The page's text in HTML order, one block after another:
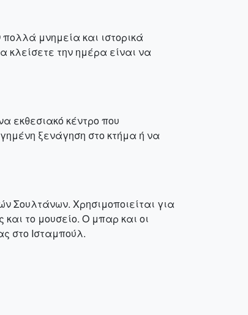
μνημεία και ιστορικά
κλείσετε την ημέρα είναι να
εκθεσιακό κέντρο που
ξενάγηση στο κτήμα ή να
Σουλτάνων. Χρησιμοποιείται για
και το μουσείο. Ο μπαρ και οι
στο Ισταμπούλ.